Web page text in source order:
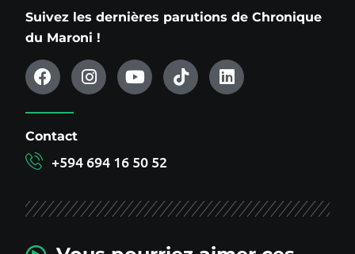
Suivez les dernières parutions de Chronique
du Maroni !
Contact
+594 694 16 50 52